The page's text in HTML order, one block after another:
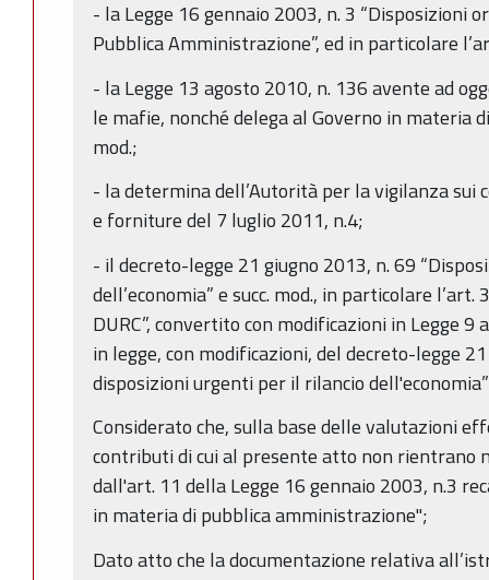
- la Legge 16 gennaio 2003, n. 3 “Disposizioni
Pubblica Amministrazione”, ed in particolare
- la Legge 13 agosto 2010, n. 136 avente ad
le mafie, nonché delega al Governo in materia
mod.;
- la determina dell’Autorità per la vigilanza
e forniture del 7 luglio 2011, n.4;
- il decreto-legge 21 giugno 2013, n. 69
dell’economia” e succ. mod., in particolare
DURC”, convertito con modificazioni in Legge 9
in legge, con modificazioni, del decreto-legge
disposizioni urgenti per il rilancio
Considerato che, sulla base delle valutazioni
contributi di cui al presente atto non rientrano
dall'art. 11 della Legge 16 gennaio 2003, n.3
in materia di pubblica amministrazione";
Dato atto che la documentazione relativa